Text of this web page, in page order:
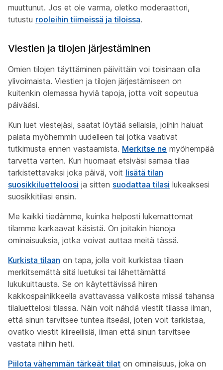
muuttunut. Jos et ole varma, oletko moderaattori,
tutustu rooleihin tiimeissä ja tiloissa.
Viestien ja tilojen järjestäminen
Omien tilojen täyttäminen päivittäin voi toisinaan olla
ylivoimaista. Viestien ja tilojen järjestämiseen on
kuitenkin olemassa hyviä tapoja, jotta voit sopeutua
päivääsi.
Kun luet viestejäsi, saatat löytää sellaisia, joihin haluat
palata myöhemmin uudelleen tai jotka vaativat
tutkimusta ennen vastaamista. Merkitse ne myöhempää
tarvetta varten. Kun huomaat etsiväsi samaa tilaa
tarkistettavaksi joka päivä, voit lisätä tilan
suosikkiluetteloosi ja sitten suodattaa tilasi lukeaksesi
suosikkitilasi ensin.
Me kaikki tiedämme, kuinka helposti lukemattomat
tilamme karkaavat käsistä. On joitakin hienoja
ominaisuuksia, jotka voivat auttaa meitä tässä.
Kurkista tilaan on tapa, jolla voit kurkistaa tilaan
merkitsemättä sitä luetuksi tai lähettämättä
lukukuittausta. Se on käytettävissä hiiren
kakkospainikkeella avattavassa valikosta missä tahansa
tilaluettelosi tilassa. Näin voit nähdä viestit tilassa ilman,
että sinun tarvitsee tuntea itseäsi, joten voit tarkistaa,
ovatko viestit kiireellisiä, ilman että sinun tarvitsee
vastata niihin heti.
Piilota vähemmän tärkeät tilat on ominaisuus, joka on